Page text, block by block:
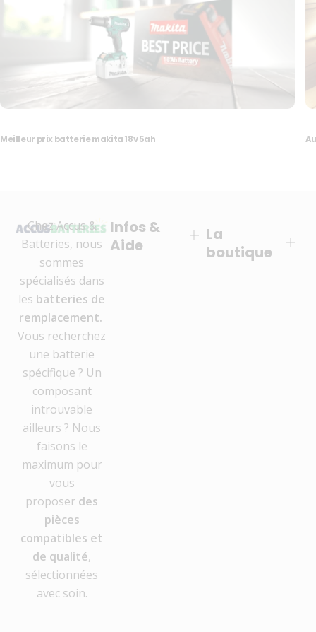
Meilleur prix batterie makita 18v 5ah​
Chez Accus &
Batteries, nous
sommes
spécialisés dans
les batteries de
remplacement.
Vous recherchez
une batterie
spécifique ? Un
composant
introuvable
ailleurs ? Nous
faisons le
maximum pour
vous
proposer des
pièces
compatibles et
de qualité,
sélectionnées
avec soin.
La
boutique
Infos &
Aide